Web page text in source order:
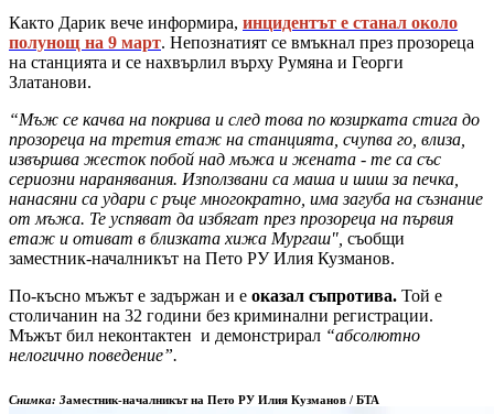
Както Дарик вече информира, инцидентът е станал около
полунощ на 9 март. Непознатият се вмъкнал през прозореца
на станцията и се нахвърлил върху Румяна и Георги
Златанови.
“Мъж се качва на покрива и след това по козирката стига до
прозореца на третия етаж на станцията, счупва го, влиза,
извършва жесток побой над мъжа и жената - те са със
сериозни наранявания. Използвани са маша и шиш за печка,
нанасяни са удари с ръце многократно, има загуба на съзнание
от мъжа. Те успяват да избягат през прозореца на първия
етаж и отиват в близката хижа Мургаш", съобщи
заместник-началникът на Пето РУ Илия Кузманов.
По-късно мъжът е задържан и е оказал съпротива. Той е
столичанин на 32 години без криминални регистрации.
Мъжът бил неконтактен и демонстрирал “абсолютно
нелогично поведение”.
Снимка: Заместник-началникът на Пето РУ Илия Кузманов / БТА